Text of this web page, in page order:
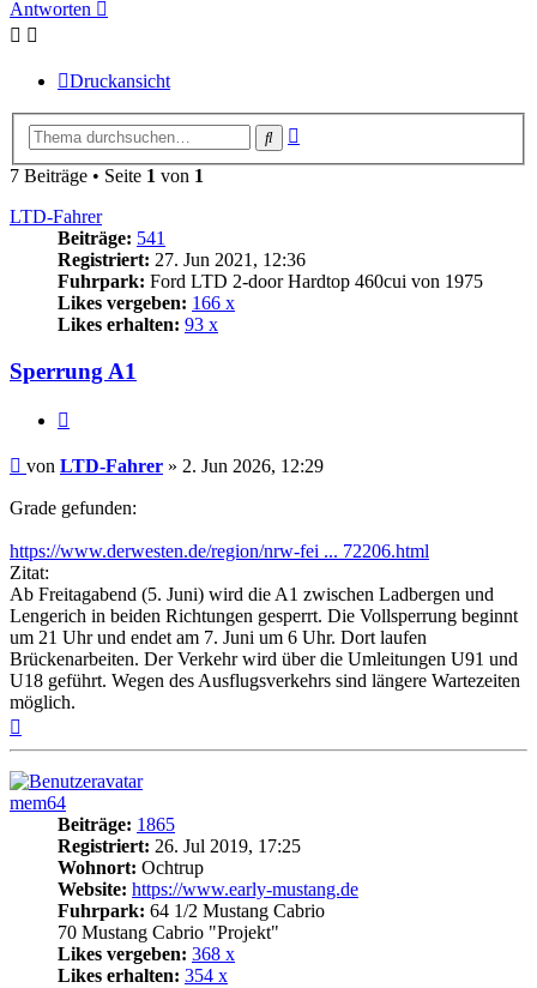
Antworten
Druckansicht
Suche
7 Beiträge • Seite 1 von 1
LTD-Fahrer
Beiträge: 541
Registriert: 27. Jun 2021, 12:36
Fuhrpark: Ford LTD 2-door Hardtop 460cui von 1975
Likes vergeben: 166 x
Likes erhalten: 93 x
Sperrung A1
Beitrag
von LTD-Fahrer » 2. Jun 2026, 12:29
Grade gefunden:
https://www.derwesten.de/region/nrw-fei ... 72206.html
Zitat:
Ab Freitagabend (5. Juni) wird die A1 zwischen Ladbergen und
Lengerich in beiden Richtungen gesperrt. Die Vollsperrung beginnt
um 21 Uhr und endet am 7. Juni um 6 Uhr. Dort laufen
Brückenarbeiten. Der Verkehr wird über die Umleitungen U91 und
U18 geführt. Wegen des Ausflugsverkehrs sind längere Wartezeiten
möglich.
mem64
Beiträge: 1865
Registriert: 26. Jul 2019, 17:25
Wohnort: Ochtrup
Website: https://www.early-mustang.de
Fuhrpark: 64 1/2 Mustang Cabrio
70 Mustang Cabrio "Projekt"
Likes vergeben: 368 x
Likes erhalten: 354 x